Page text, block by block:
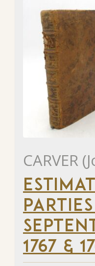
CARVER
1767 &